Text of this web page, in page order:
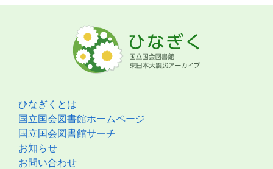
ひなぎくとは
国立国会図書館ホームページ
国立国会図書館サーチ
お知らせ
お問い合わせ